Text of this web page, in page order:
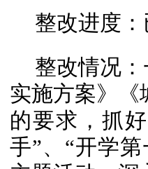
整改进度：
整改情况
实施方案》《
的要求，抓
手”、“开学